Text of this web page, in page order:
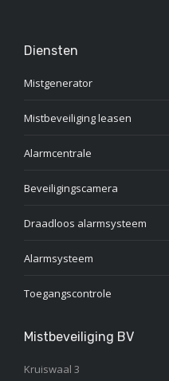
Diensten
Mistgenerator
Mistbeveiliging leasen
Alarmcentrale
Beveiligingscamera
Draadloos alarmsysteem
Alarmsysteem
Toegangscontrole
Mistbeveiliging BV
Kruiswaal 3